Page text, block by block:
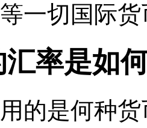
一切国际
率是如
的是何种